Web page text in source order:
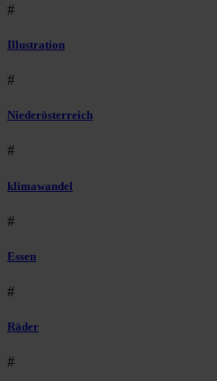
#
Illustration
#
Niederösterreich
#
klimawandel
#
Essen
#
Räder
#